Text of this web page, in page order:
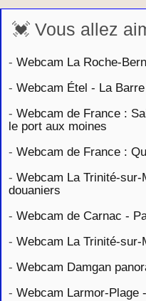
💓 Vous allez
- Webcam La Roche-
- Webcam Étel - La
- Webcam de France :
le port aux moines
- Webcam de France :
- Webcam La Trinité-
douaniers
- Webcam de Carnac -
- Webcam La Trinité-
- Webcam Damgan
- Webcam Larmor-Plage